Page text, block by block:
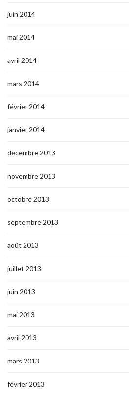
juin 2014
mai 2014
avril 2014
mars 2014
février 2014
janvier 2014
décembre 2013
novembre 2013
octobre 2013
septembre 2013
août 2013
juillet 2013
juin 2013
mai 2013
avril 2013
mars 2013
février 2013